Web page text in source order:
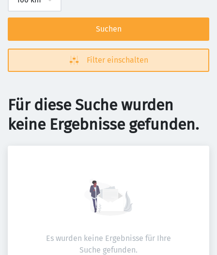
Suchen
Filter einschalten
Für diese Suche wurden
keine Ergebnisse gefunden.
Es wurden keine Ergebnisse für Ihre
Suche gefunden.